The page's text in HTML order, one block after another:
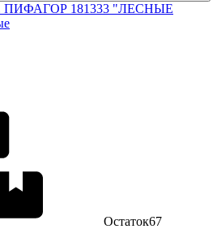
ПИФАГОР 181333 "ЛЕСНЫЕ
Остаток67